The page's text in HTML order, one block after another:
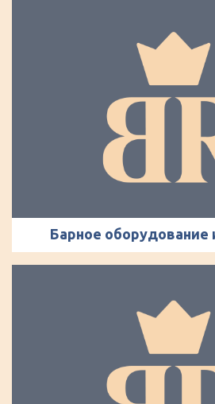
Барное оборудование